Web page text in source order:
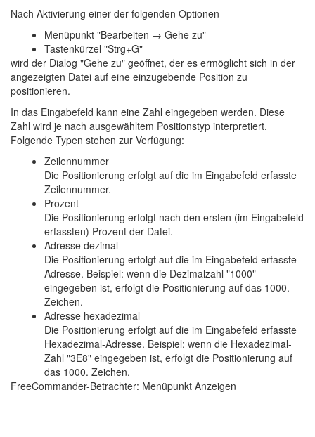
Nach Aktivierung einer der folgenden Optionen
Menüpunkt "Bearbeiten → Gehe zu"
Tastenkürzel "Strg+G"
wird der Dialog "Gehe zu" geöffnet, der es ermöglicht sich in der
angezeigten Datei auf eine einzugebende Position zu
positionieren.
In das Eingabefeld kann eine Zahl eingegeben werden. Diese
Zahl wird je nach ausgewähltem Positionstyp interpretiert.
Folgende Typen stehen zur Verfügung:
Zeilennummer
Die Positionierung erfolgt auf die im Eingabefeld erfasste
Zeilennummer.
Prozent
Die Positionierung erfolgt nach den ersten (im Eingabefeld
erfassten) Prozent der Datei.
Adresse dezimal
Die Positionierung erfolgt auf die im Eingabefeld erfasste
Adresse. Beispiel: wenn die Dezimalzahl "1000"
eingegeben ist, erfolgt die Positionierung auf das 1000.
Zeichen.
Adresse hexadezimal
Die Positionierung erfolgt auf die im Eingabefeld erfasste
Hexadezimal-Adresse. Beispiel: wenn die Hexadezimal-
Zahl "3E8" eingegeben ist, erfolgt die Positionierung auf
das 1000. Zeichen.
FreeCommander-Betrachter: Menüpunkt Anzeigen